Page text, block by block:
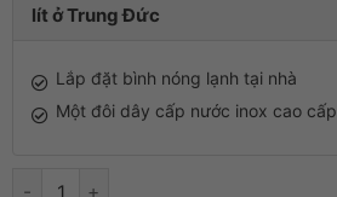
lít ở Trung Đức
Lắp đặt bình nóng lạnh tại nhà
Một đôi dây cấp nước inox cao cấp